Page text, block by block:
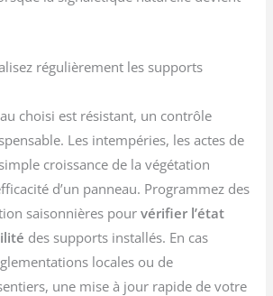
régulièrement les supports
choisi est résistant, un contrôle
Les intempéries, les actes de
croissance de la végétation
d’un panneau. Programmez des
saisonnières pourvérifier l’état
des supports installés. En cas
locales ou de
une mise à jour rapide de votre